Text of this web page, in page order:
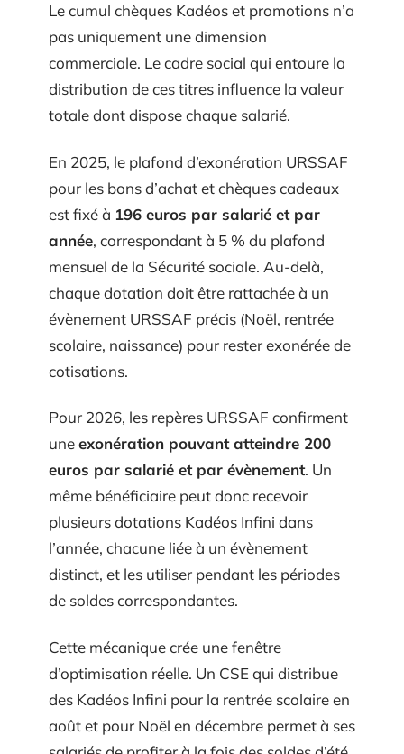
Le cumul chèques Kadéos et promotions n’a
pas uniquement une dimension
commerciale. Le cadre social qui entoure la
distribution de ces titres influence la valeur
totale dont dispose chaque salarié.
En 2025, le plafond d’exonération URSSAF
pour les bons d’achat et chèques cadeaux
est fixé à 196 euros par salarié et par
année, correspondant à 5 % du plafond
mensuel de la Sécurité sociale. Au-delà,
chaque dotation doit être rattachée à un
évènement URSSAF précis (Noël, rentrée
scolaire, naissance) pour rester exonérée de
cotisations.
Pour 2026, les repères URSSAF confirment
uneexonération pouvant atteindre 200
euros par salarié et par évènement. Un
même bénéficiaire peut donc recevoir
plusieurs dotations Kadéos Infini dans
l’année, chacune liée à un évènement
distinct, et les utiliser pendant les périodes
de soldes correspondantes.
Cette mécanique crée une fenêtre
d’optimisation réelle. Un CSE qui distribue
des Kadéos Infini pour la rentrée scolaire en
août et pour Noël en décembre permet à ses